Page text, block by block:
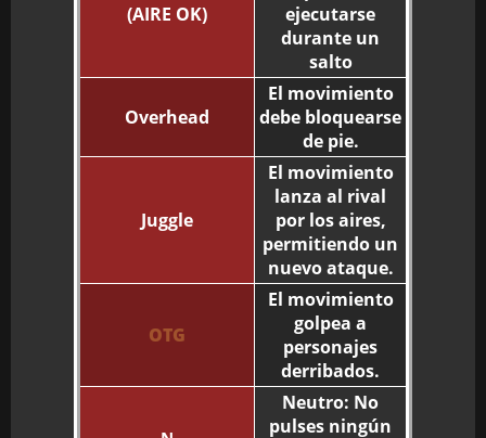
(AIRE OK)
ejecutarse
durante un
salto
Overhead
El movimiento
debe bloquearse
de pie.
Juggle
El movimiento
lanza al rival
por los aires,
permitiendo un
nuevo ataque.
OTG
El movimiento
golpea a
personajes
derribados.
Neutro: No
pulses ningún